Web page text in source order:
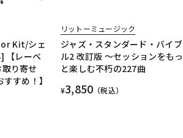
Kit/シェ
【レーベ
り寄せ
すめ！】
リットーミュージック
ジャズ・スタンダード・バイブ
ル2 改訂版 ～セッションをもっ
と楽しむ不朽の227曲
¥3,850 （税込）